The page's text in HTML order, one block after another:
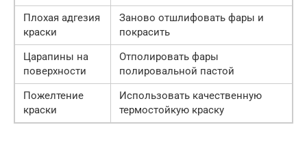
Плохая адгезия
краски
Заново отшлифовать фары и
покрасить
Царапины на
поверхности
Отполировать фары
полировальной пастой
Пожелтение
краски
Использовать качественную
термостойкую краску